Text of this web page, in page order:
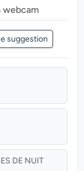
webcam
suggestion
DE NUIT